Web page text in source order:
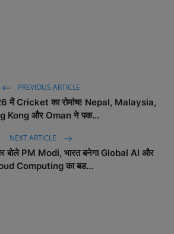
PREVIOUS ARTICLE
में Cricket का रोमांच! Nepal, Malaysia,
Kong और Oman ने पक...
NEXT ARTICLE
बोले PM Modi, भारत बनेगा Global AI और
Computing का बड...